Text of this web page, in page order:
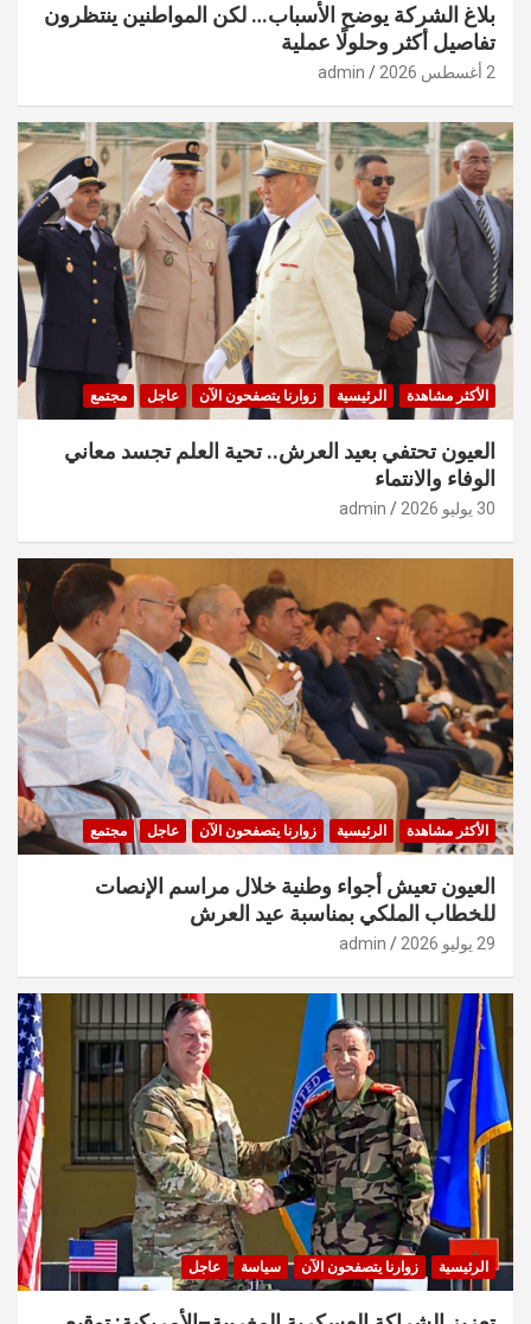
بلاغ الشركة يوضح الأسباب… لكن المواطنين ينتظرون
تفاصيل أكثر وحلولًا عملية
2 أغسطس 2026 admin
الأكثر مشاهدة الرئيسية زوارنا يتصفحون الآن عاجل مجتمع
العيون تحتفي بعيد العرش.. تحية العلم تجسد معاني
الوفاء والانتماء
30 يوليو 2026 admin
الأكثر مشاهدة الرئيسية زوارنا يتصفحون الآن عاجل مجتمع
العيون تعيش أجواء وطنية خلال مراسم الإنصات
للخطاب الملكي بمناسبة عيد العرش
29 يوليو 2026 admin
الرئيسية زوارنا يتصفحون الآن سياسة عاجل